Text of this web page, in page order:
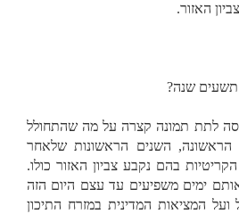
האזור.
תשעים שנה?
לתת תמונה קצרה על מה שהתחולל
השנים הראשונות שלאחר
בהם נקבע צביון האזור כולו.
ימים משפיעים עד עצם היום הזה
המציאות המדינית במזרח התיכון